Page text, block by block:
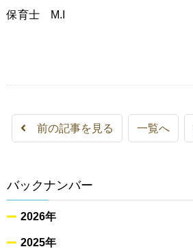
保育士 M.I
前の記事を見る 一覧へ
バックナンバー
2026年
2025年